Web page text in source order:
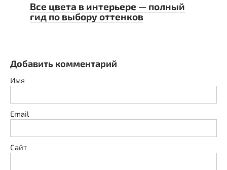
Все цвета в интерьере — полный
гид по выбору оттенков
Добавить комментарий
Имя
Email
Сайт